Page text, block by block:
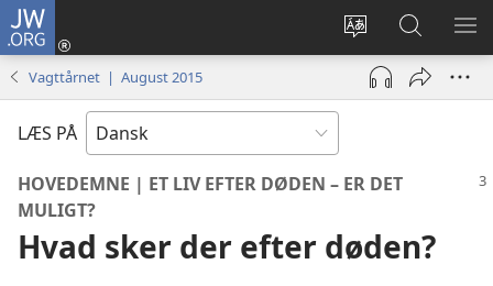
JW.ORG
Vælg
sprog
Log
på
(åbner
vindue)
Søg
på
JW.ORG
VIS
Vagttårnet | August 2015
LÆS PÅ
HOVEDEMNE | ET LIV EFTER DØDEN – ER DET
MULIGT?
Hvad sker der efter døden?